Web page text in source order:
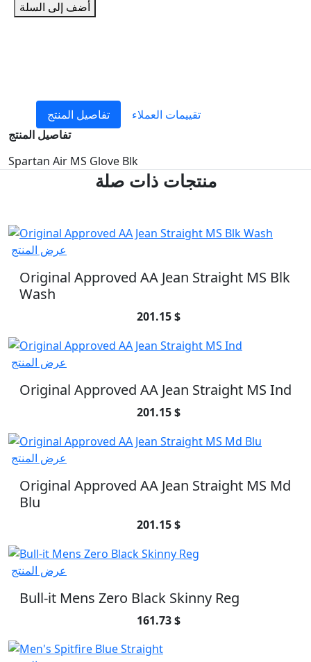
أضف إلى السلة
تفاصيل المنتج
تقييمات العملاء
تفاصيل المنتج
Spartan Air MS Glove Blk
منتجات ذات صلة
عرض المنتج
Original Approved AA Jean Straight MS Blk
Wash
201.15 $
عرض المنتج
Original Approved AA Jean Straight MS Ind
201.15 $
عرض المنتج
Original Approved AA Jean Straight MS Md
Blu
201.15 $
عرض المنتج
Bull-it Mens Zero Black Skinny Reg
161.73 $